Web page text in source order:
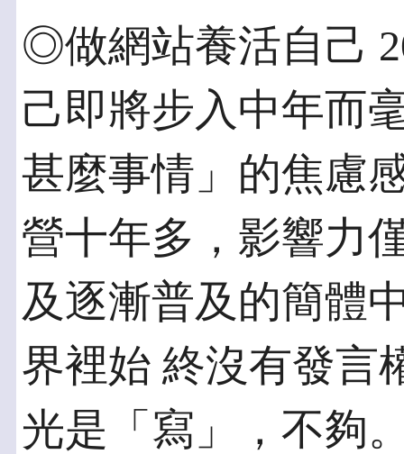
◎做網站養活自己
己即將步入中年而
甚麼事情」的焦慮
營十年多，影響力
及逐漸普及的簡體
界裡始 終沒有發言
光是「寫」，不夠